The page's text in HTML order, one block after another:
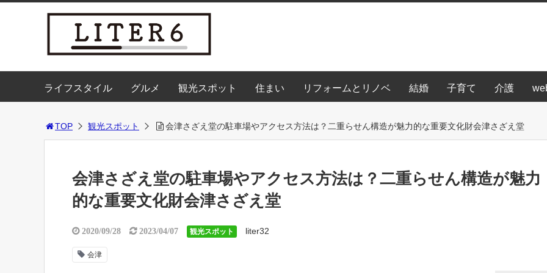
ライフスタイル グルメ 観光スポット 住まい リフォームとリノベ 結婚 子育て 介護
TOP 観光スポット 会津さざえ堂の駐車場やアクセス方法は？二重らせん構造が魅力的な重要文化財会津さざえ堂
会津さざえ堂の駐車場やアクセス方法は？二重らせん構造が魅力
的な重要文化財会津さざえ堂
2020/09/28 2023/04/07 観光スポット liter32
会津